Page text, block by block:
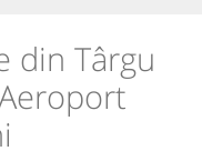
din Târgu